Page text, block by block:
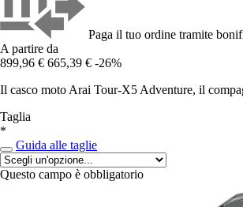
Paga il tuo ordine tramite
A partire da
899,96 € 665,39 € -26%
Il casco moto Arai Tour-X5 Adventure, il
Taglia
*
Guida alle taglie
Questo campo è obbligatorio